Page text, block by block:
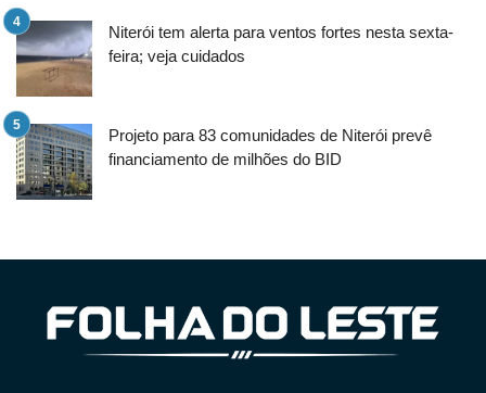
Niterói tem alerta para ventos fortes nesta sexta-
feira; veja cuidados
Projeto para 83 comunidades de Niterói prevê
financiamento de milhões do BID